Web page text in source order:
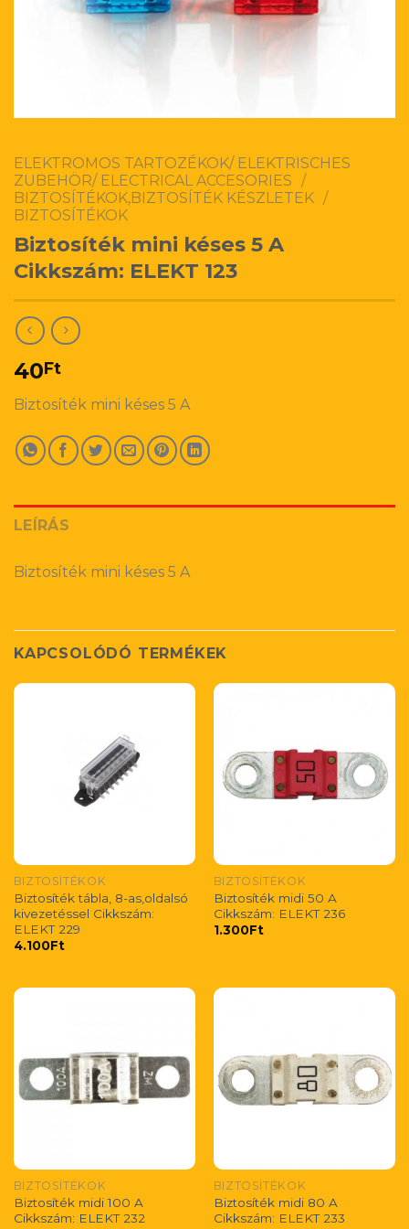
ELEKTROMOS TARTOZÉKOK/ ELEKTRISCHES
ZUBEHÖR/ ELECTRICAL ACCESORIES /
BIZTOSÍTÉKOK,BIZTOSÍTÉK KÉSZLETEK /
BIZTOSÍTÉKOK
Biztosíték mini késes 5 A
Cikkszám: ELEKT 123
40Ft
Biztosíték mini késes 5 A
LEÍRÁS
Biztosíték mini késes 5 A
KAPCSOLÓDÓ TERMÉKEK
BIZTOSÍTÉKOK
Biztosíték tábla, 8-as,oldalsó
kivezetéssel Cikkszám:
ELEKT 229
4.100Ft
BIZTOSÍTÉKOK
Biztosíték midi 50 A
Cikkszám: ELEKT 236
1.300Ft
BIZTOSÍTÉKOK
Biztosíték midi 100 A
Cikkszám: ELEKT 232
BIZTOSÍTÉKOK
Biztosíték midi 80 A
Cikkszám: ELEKT 233